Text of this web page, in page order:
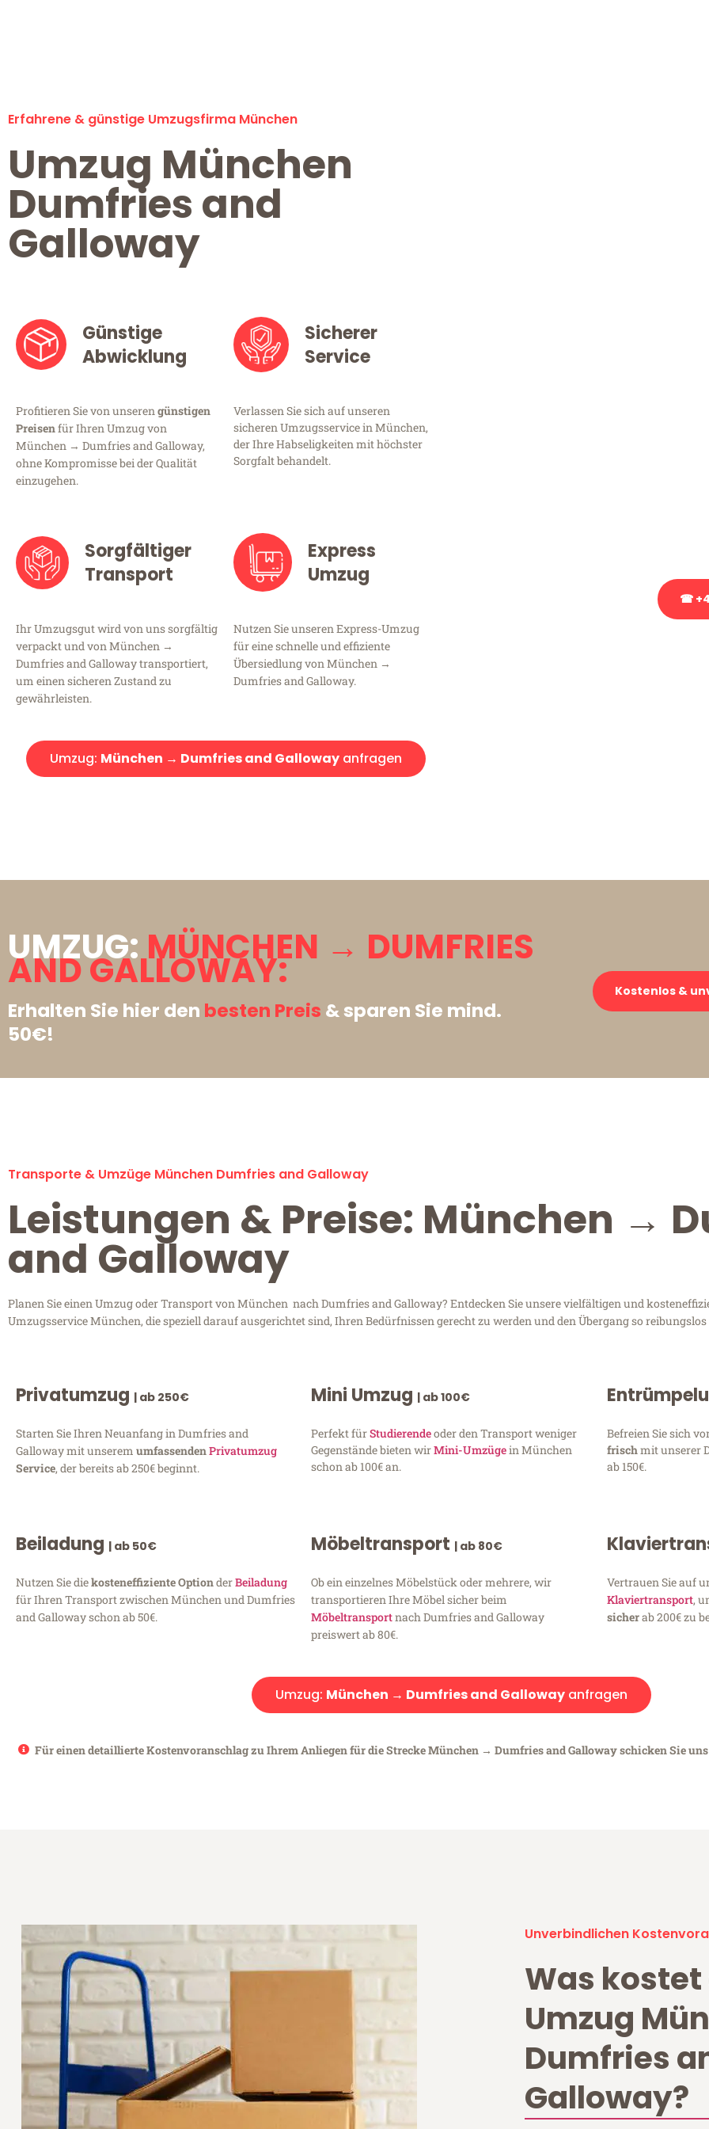
Erfahrene & günstige Umzugsfirma München
Umzug München
Dumfries and
Galloway
Günstige
Abwicklung
Profitieren Sie von unserengünstigen
Preisenfür Ihren Umzug von
München → Dumfries and Galloway,
ohne Kompromisse bei der Qualität
einzugehen.
Sicherer
Service
Verlassen Sie sich auf unseren
sicheren Umzugsservice in München,
der Ihre Habseligkeiten mit höchster
Sorgfalt behandelt.
Sorgfältiger
Transport
Ihr Umzugsgut wird von uns sorgfältig
verpackt und von München →
Dumfries and Galloway transportiert,
um einen sicheren Zustand zu
gewährleisten.
Express
Umzug
Nutzen Sie unseren Express-Umzug
für eine schnelle und effiziente
Übersiedlung von München →
Dumfries and Galloway.
Umzug: München → Dumfries and Gallowayanfragen
☎
UMZUG:MÜNCHEN → DUMFRIES
AND GALLOWAY:
Erhalten Sie hier den besten Preis & sparen Sie mind.
50€!
Kostenlos &
Transporte & Umzüge München Dumfries and Galloway
Leistungen & Preise: München →
and Galloway
Planen Sie einen Umzug oder Transport von München nach Dumfries and Galloway? Entdecken Sie unsere vielfältigen und
Umzugsservice München, die speziell darauf ausgerichtet sind, Ihren Bedürfnissen gerecht zu werden und den Übergang so
Privatumzug | ab 250€
Starten Sie Ihren Neuanfang in Dumfries and
Galloway mit unserem umfassendenPrivatumzug
Service, der bereits ab 250€ beginnt.
Mini Umzug | ab 100€
Perfekt fürStudierendeoder den Transport weniger
Gegenstände bieten wirMini-Umzügein München
schon ab 100€ an.
Befreien Sie sich
frischmit unserer
ab 150€.
Beiladung | ab 50€
Nutzen Sie diekosteneffiziente OptionderBeiladung
für Ihren Transport zwischen München und Dumfries
and Galloway schon ab 50€.
Möbeltransport | ab 80€
Ob ein einzelnes Möbelstück oder mehrere, wir
transportieren Ihre Möbel sicher beim
Möbeltransportnach Dumfries and Galloway
preiswert ab 80€.
Vertrauen Sie auf
Klaviertransport,
sicherab 200€ zu
Umzug: München → Dumfries and Gallowayanfragen
Für einen detaillierte Kostenvoranschlag zu Ihrem Anliegen für die Strecke München → Dumfries and Galloway schicken Sie
Unverbindlichen
Was kostet
Umzug
Dumfries
Galloway?